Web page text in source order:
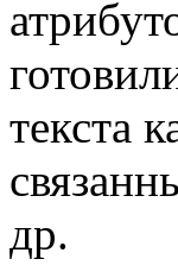
текста
др.